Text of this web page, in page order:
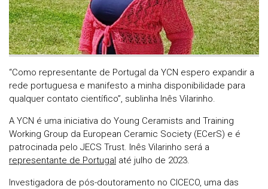
“Como representante de Portugal da YCN espero expandir a
rede portuguesa e manifesto a minha disponibilidade para
qualquer contato científico”, sublinha Inês Vilarinho.
A YCN é uma iniciativa do Young Ceramists and Training
Working Group da European Ceramic Society (ECerS) e é
patrocinada pelo JECS Trust. Inês Vilarinho será a
representante de Portugal até julho de 2023.
Investigadora de pós-doutoramento no CICECO, uma das